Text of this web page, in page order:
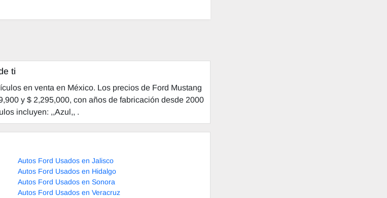
privada de venta de
ti
en venta en México. Los precios de Ford Mustang
y $ 2,295,000, con años de fabricación desde 2000
incluyen: ,,Azul,, .
Autos Ford Usados en Jalisco
Autos Ford Usados en Hidalgo
Autos Ford Usados en Sonora
Autos Ford Usados en Veracruz